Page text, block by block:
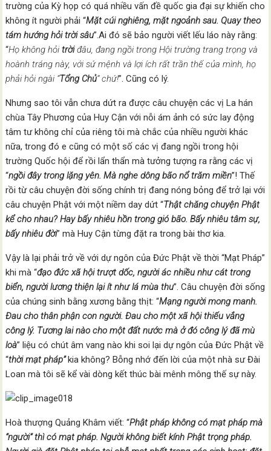
trường của Kỳ họp có quá nhiều vấn đề quốc gia đại sự khiến cho
không ít người phải “Mặt cúi nghiêng, mặt ngoảnh sau. Quay theo
tám hướng hỏi trời sâu”.Ai đó sẽ bảo người viết lếu láo này rằng:
“Họ không hỏitrờiđâu, đang ngồi trong Hội trường trang trọng và
hoành tráng này, với sứ mệnh và lợi ích rất trần thế của mình, họ
phải hỏi ngài “Tổng Chủ” chứ!”. Cũng có lý.
Nhưng sao tôi vẫn chưa dứt ra được câu chuyện các vị La hán
chùa Tây Phương của Huy Cận với nỗi ám ảnh có sức lay động
tâm tư không chỉ của riêng tôi mà chắc của nhiều người khác
nữa, trong đó e cũng có một số các vị đang ngồi trong hội
trường Quốc hội để rồi lẩn thẩn mà tưởng tượng ra rằng các vị
“ngồi đây trong lặng yên. Mà nghedông bão nổ trăm miền”! Thế
rồi từ câu chuyện đời sống chính trị đang nóng bỏng để trở lại với
câu chuyện Phật với một niềm day dứt “Thật chăng chuyện Phật
kể cho nhau?Hay bấy nhiêu hồn trong gió bão. Bấy nhiêu tâm sự,
bấy nhiêu đời” mà Huy Cận từng đặt ra trong bài thơ kia.
Vậy là lại phải trở về với dự ngôn của Đức Phật về thời “Mạt Pháp”
khi mà “đạo đức xã hội trượt dốc, người ác nhiều như cát trong
biển, người lương thiện lại ítnhư lá mùa thu”. Câu chuyện đời sống
của chúng sinh bằng xương bằng thịt: “Mạng người mong manh.
Đau cho thân phận con người. Đau cho một xã hội thiếu vắng
công lý. Tương lai nào cho một đất nước mà ở đó công lý đã mù
loà” liệu có chút âm vang nào khi soi lại dự ngôn của Đức Phật về
“thời mạt pháp”kia không? Bỗng nhớ đến lời của một nhà sư Đài
Loan mà tôi sẽ kể vài dòng kết thúc bài mênh mông thế sự này.
Hoà thượng Quảng Khâm viết: “Phật pháp không có mạt pháp mà
“người” thì có mạt pháp. Người không biết kính Phật trọng pháp.